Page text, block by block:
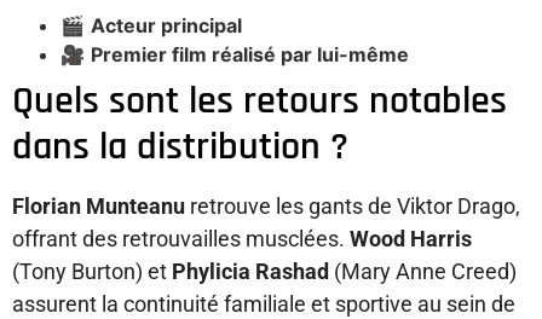
🎬 Acteur principal
🎥 Premier film réalisé par lui-même
Quels sont les retours notables
dans la distribution ?
Florian Munteanu retrouve les gants de Viktor Drago,
offrant des retrouvailles musclées. Wood Harris
(Tony Burton) et Phylicia Rashad (Mary Anne Creed)
assurent la continuité familiale et sportive au sein de